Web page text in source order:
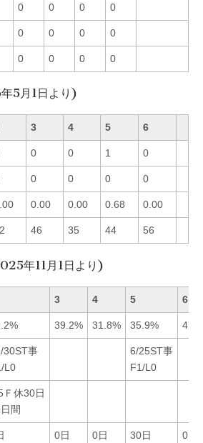
0 0 0 0
0 0 0 0
0 0 0 0
5月1日より)
3 4 5 6
0 0 1 0
0 0 0 0
0.00 0.00 0.68 0.00
46 35 44 56
年11月1日より)
3 4 5 6
39.2% 31.8% 35.9%
30ST事
L0
6/25ST事
F1/L0
Ｆ休30日
間
0日 0日 30日 0日